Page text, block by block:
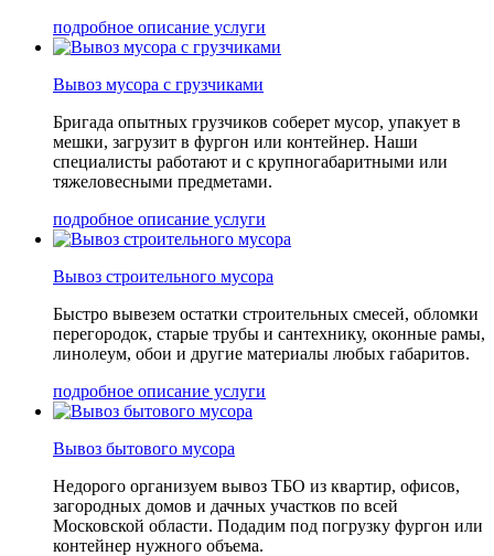
подробное описание услуги
Вывоз мусора с грузчиками
Бригада опытных грузчиков соберет мусор, упакует в
мешки, загрузит в фургон или контейнер. Наши
специалисты работают и с крупногабаритными или
тяжеловесными предметами.
подробное описание услуги
Вывоз строительного мусора
Быстро вывезем остатки строительных смесей, обломки
перегородок, старые трубы и сантехнику, оконные рамы,
линолеум, обои и другие материалы любых габаритов.
подробное описание услуги
Вывоз бытового мусора
Недорого организуем вывоз ТБО из квартир, офисов,
загородных домов и дачных участков по всей
Московской области. Подадим под погрузку фургон или
контейнер нужного объема.